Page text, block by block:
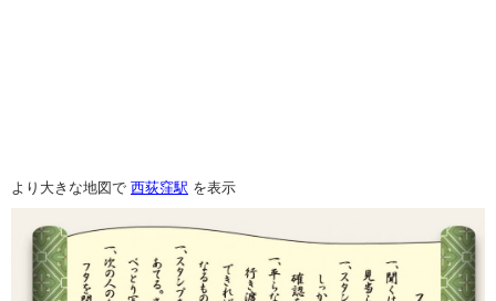
より大きな地図で 西荻窪駅 を表示